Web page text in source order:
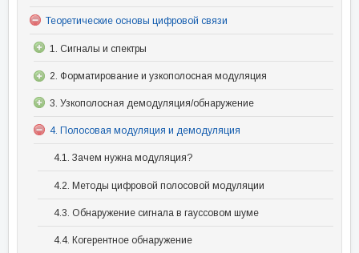
Теоретические основы цифровой связи
1. Сигналы и спектры
2. Форматирование и узкополосная модуляция
3. Узкополосная демодуляция/обнаружение
4. Полосовая модуляция и демодуляция
4.1. Зачем нужна модуляция?
4.2. Методы цифровой полосовой модуляции
4.3. Обнаружение сигнала в гауссовом шуме
4.4. Когерентное обнаружение